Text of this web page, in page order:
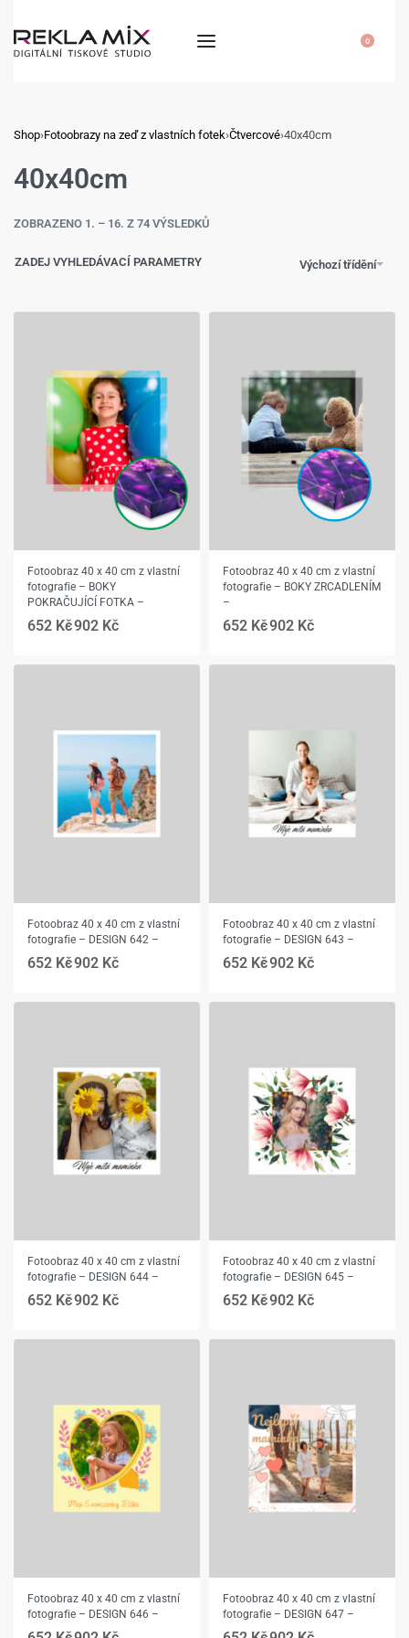
0
Shop›Fotoobrazy na zeď z vlastních fotek›Čtvercové›40x40cm
40x40cm
ZOBRAZENO 1. – 16. Z 74 VÝSLEDKŮ
Výchozí třídění
ZADEJ VYHLEDÁVACÍ PARAMETRY
Fotoobraz 40 x 40 cm z vlastní
fotografie – BOKY
POKRAČUJÍCÍ FOTKA –
652 Kč902 Kč
Fotoobraz 40 x 40 cm z vlastní
fotografie – BOKY ZRCADLENÍM
–
652 Kč902 Kč
Fotoobraz 40 x 40 cm z vlastní
fotografie – DESIGN 642 –
652 Kč902 Kč
Fotoobraz 40 x 40 cm z vlastní
fotografie – DESIGN 643 –
652 Kč902 Kč
Fotoobraz 40 x 40 cm z vlastní
fotografie – DESIGN 644 –
652 Kč902 Kč
Fotoobraz 40 x 40 cm z vlastní
fotografie – DESIGN 645 –
652 Kč902 Kč
Fotoobraz 40 x 40 cm z vlastní
fotografie – DESIGN 646 –
Fotoobraz 40 x 40 cm z vlastní
fotografie – DESIGN 647 –